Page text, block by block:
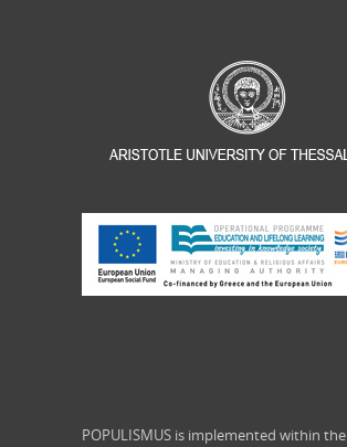
POPULISMUS is implemented within the